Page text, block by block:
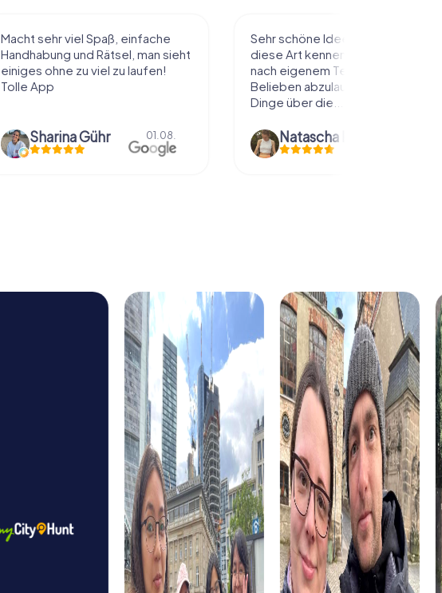
Macht sehr viel Spaß, einfache
Handhabung und Rätsel, man sieht
einiges ohne zu viel zu laufen!
Tolle App
Sharina Gühr 01.08.
Sehr schöne Idee die Stadt auf
diese Art kennenzulernen. Alles
nach eigenem Tempo und
Belieben abzulaufen und dabei
Dinge über die...